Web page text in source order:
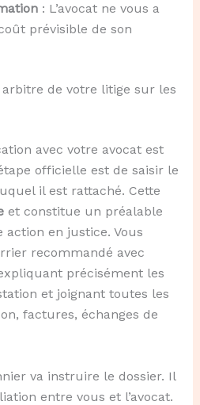
: L’avocat ne vous a
prévisible de son
de votre litige sur les
avec votre avocat est
officielle est de saisir le
il est rattaché. Cette
et constitue un préalable
en justice. Vous
recommandé avec
précisément les
et joignant toutes les
factures, échanges de
va instruire le dossier. Il
entre vous et l’avocat.